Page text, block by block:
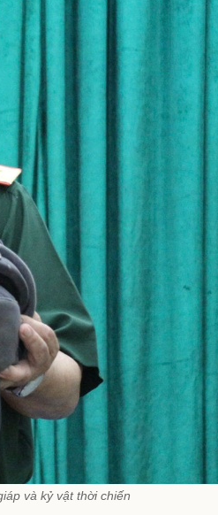
và kỷ vật thời chiến